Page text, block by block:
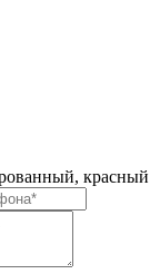
красный